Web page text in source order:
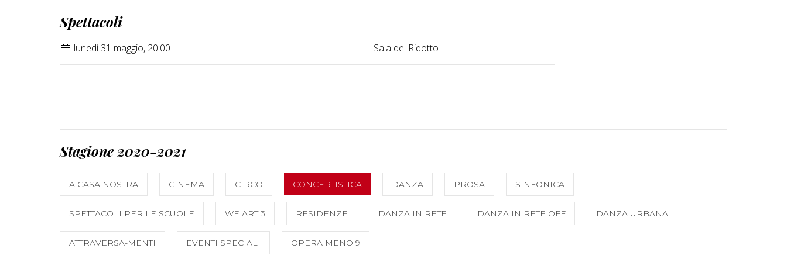
Spettacoli
lunedì 31 maggio, 20:00 Sala del Ridotto
Stagione 2020-2021
A CASA NOSTRA CINEMA CIRCO CONCERTISTICA DANZA PROSA SINFONICA
SPETTACOLI PER LE SCUOLE WE ART 3 RESIDENZE DANZA IN RETE DANZA IN RETE OFF DANZA URBANA
ATTRAVERSA-MENTI EVENTI SPECIALI OPERA MENO 9